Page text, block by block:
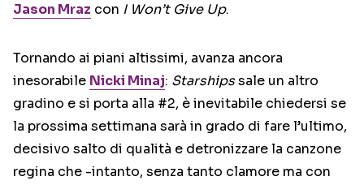
Jason Mraz con I Won’t Give Up.
Tornando ai piani altissimi, avanza ancora
inesorabile Nicki Minaj: Starshipssale un altro
gradino e si porta alla #2, è inevitabile chiedersi se
la prossima settimana sarà in grado di fare l’ultimo,
decisivo salto di qualità e detronizzare la canzone
regina che -intanto, senza tanto clamore ma con